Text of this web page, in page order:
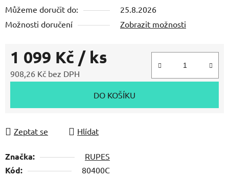
Můžeme doručit do:
25.8.2026
Možnosti doručení
Zobrazit možnosti
1 099 Kč / ks
908,26 Kč bez DPH
DO KOŠÍKU
Zeptat se Hlídat
Značka: RUPES
Kód: 80400C